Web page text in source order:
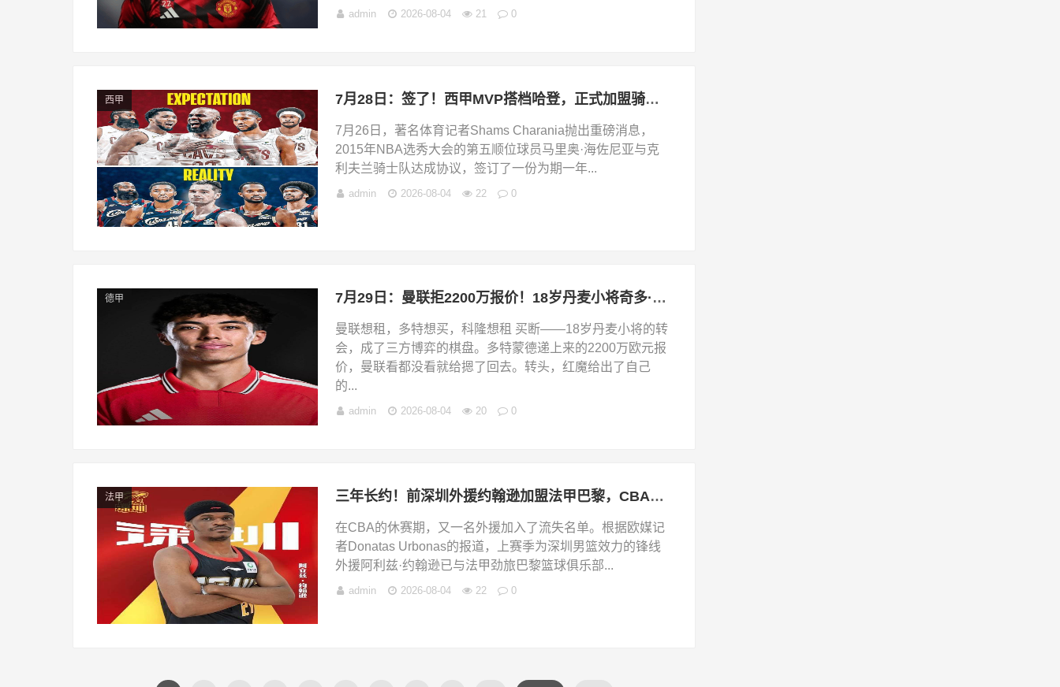
admin 2026-08-04 21 0
西甲 7月28日：签了！西甲MVP搭档哈登，正式加盟骑士！
7月26日，著名体育记者Shams Charania抛出重磅消息，
2015年NBA选秀大会的第五顺位球员马里奥·海佐尼亚与克
利夫兰骑士队达成协议，签订了一份为期一年...
admin 2026-08-04 22 0
德甲 7月29日：曼联拒2200万报价！18岁丹麦小将奇多·奥比德甲练级三方博弈
曼联想租，多特想买，科隆想租 买断——18岁丹麦小将的转
会，成了三方博弈的棋盘。多特蒙德递上来的2200万欧元报
价，曼联看都没看就给摁了回去。转头，红魔给出了自己
的...
admin 2026-08-04 20 0
法甲 三年长约！前深圳外援约翰逊加盟法甲巴黎，CBA再遭实用内线流失！
在CBA的休赛期，又一名外援加入了流失名单。根据欧媒记
者Donatas Urbonas的报道，上赛季为深圳男篮效力的锋线
外援阿利兹·约翰逊已与法甲劲旅巴黎篮球俱乐部...
admin 2026-08-04 22 0